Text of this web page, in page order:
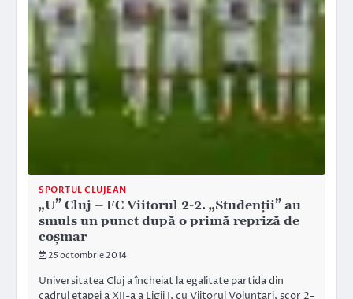
SPORTUL CLUJEAN
„U” Cluj – FC Viitorul 2-2. „Studenții” au
smuls un punct după o primă repriză de
coșmar
25 octombrie 2014
Universitatea Cluj a încheiat la egalitate partida din
cadrul etapei a XII-a a Ligii I, cu Viitorul Voluntari, scor 2-